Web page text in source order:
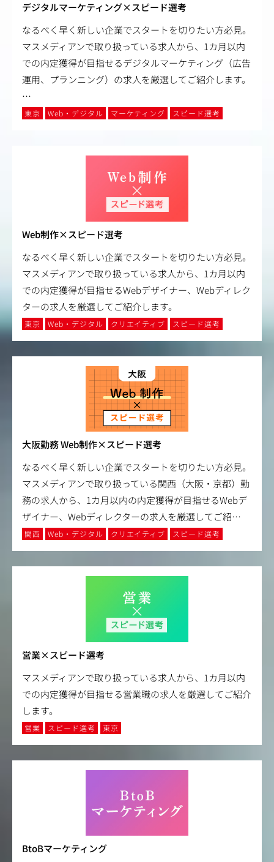
デジタルマーケティング×スピード選考
なるべく早く新しい企業でスタートを切りたい方必見。
マスメディアンで取り扱っている求人から、1カ月以内
での内定獲得が目指せるデジタルマーケティング（広告
運用、プランニング）の求人を厳選してご紹介します。
…
東京 Web・デジタル マーケティング スピード選考
Web制作×スピード選考
なるべく早く新しい企業でスタートを切りたい方必見。
マスメディアンで取り扱っている求人から、1カ月以内
での内定獲得が目指せるWebデザイナー、Webディレク
ターの求人を厳選してご紹介します。
東京 Web・デジタル クリエイティブ スピード選考
大阪勤務 Web制作×スピード選考
なるべく早く新しい企業でスタートを切りたい方必見。
マスメディアンで取り扱っている関西（大阪・京都）勤
務の求人から、1カ月以内の内定獲得が目指せるWebデ
ザイナー、Webディレクターの求人を厳選してご紹…
関西 Web・デジタル クリエイティブ スピード選考
営業×スピード選考
マスメディアンで取り扱っている求人から、1カ月以内
での内定獲得が目指せる営業職の求人を厳選してご紹介
します。
営業 スピード選考 東京
BtoBマーケティング